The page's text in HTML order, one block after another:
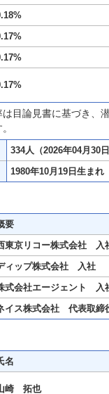
目論見書に基づき、
334人（2026年04月30日
1980年10月19日生まれ
要
東京リコー株式会社 入
ィップ株式会社 入社
式会社エージェント 入
イス株式会社 代表取締
名
崎 拓也